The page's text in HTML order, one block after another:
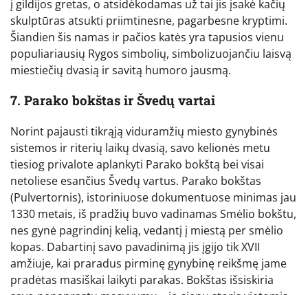
į gildijos gretas, o atsidėkodamas už tai jis įsakė kačių
skulptūras atsukti priimtinesne, pagarbesne kryptimi.
Šiandien šis namas ir pačios katės yra tapusios vienu
populiariausių Rygos simbolių, simbolizuojančiu laisvą
miestiečių dvasią ir savitą humoro jausmą.
7. Parako bokštas ir Švedų vartai
Norint pajausti tikrąją viduramžių miesto gynybinės
sistemos ir riterių laikų dvasią, savo kelionės metu
tiesiog privalote aplankyti Parako bokštą bei visai
netoliese esančius Švedų vartus. Parako bokštas
(Pulvertornis), istoriniuose dokumentuose minimas jau
1330 metais, iš pradžių buvo vadinamas Smėlio bokštu,
nes gynė pagrindinį kelią, vedantį į miestą per smėlio
kopas. Dabartinį savo pavadinimą jis įgijo tik XVII
amžiuje, kai praradus pirminę gynybinę reikšmę jame
pradėtas masiškai laikyti parakas. Bokštas išsiskiria